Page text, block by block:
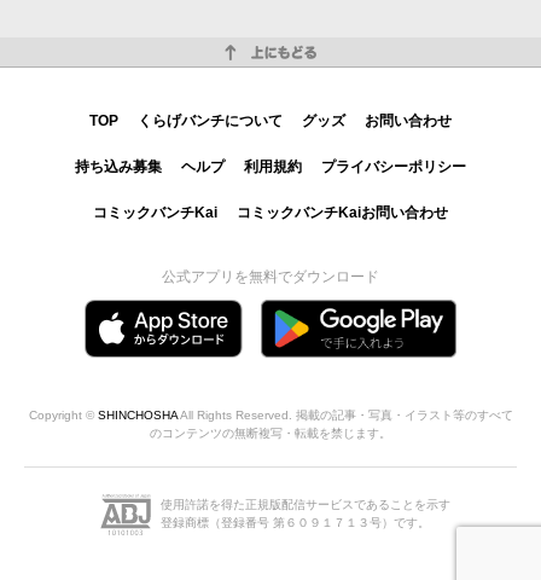
TOP くらげバンチについて グッズ お問い合わせ
持ち込み募集 ヘルプ 利用規約 プライバシーポリシー
コミックバンチKai コミックバンチKaiお問い合わせ
公式アプリを無料でダウンロード
Copyright © SHINCHOSHAAll Rights Reserved. 掲載の記事・写真・イラスト等のすべて
のコンテンツの無断複写・転載を禁じます。
使用許諾を得た正規版配信サービスであることを示す
登録商標（登録番号 第６０９１７１３号）です。